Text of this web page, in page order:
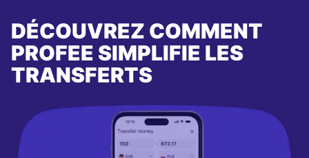
DÉCOUVREZ COMMENT
PROFEE SIMPLIFIE LES
TRANSFERTS